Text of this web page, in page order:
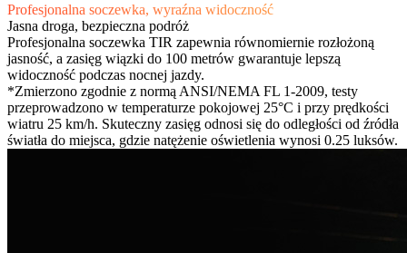
Profesjonalna soczewka, wyraźna widoczność
Jasna droga, bezpieczna podróż
Profesjonalna soczewka TIR zapewnia równomiernie rozłożoną
jasność, a zasięg wiązki do 100 metrów gwarantuje lepszą
widoczność podczas nocnej jazdy.
*Zmierzono zgodnie z normą ANSI/NEMA FL 1-2009, testy
przeprowadzono w temperaturze pokojowej 25°C i przy prędkości
wiatru 25 km/h. Skuteczny zasięg odnosi się do odległości od źródła
światła do miejsca, gdzie natężenie oświetlenia wynosi 0.25 luksów.